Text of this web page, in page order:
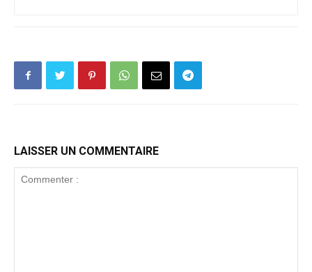
LAISSER UN COMMENTAIRE